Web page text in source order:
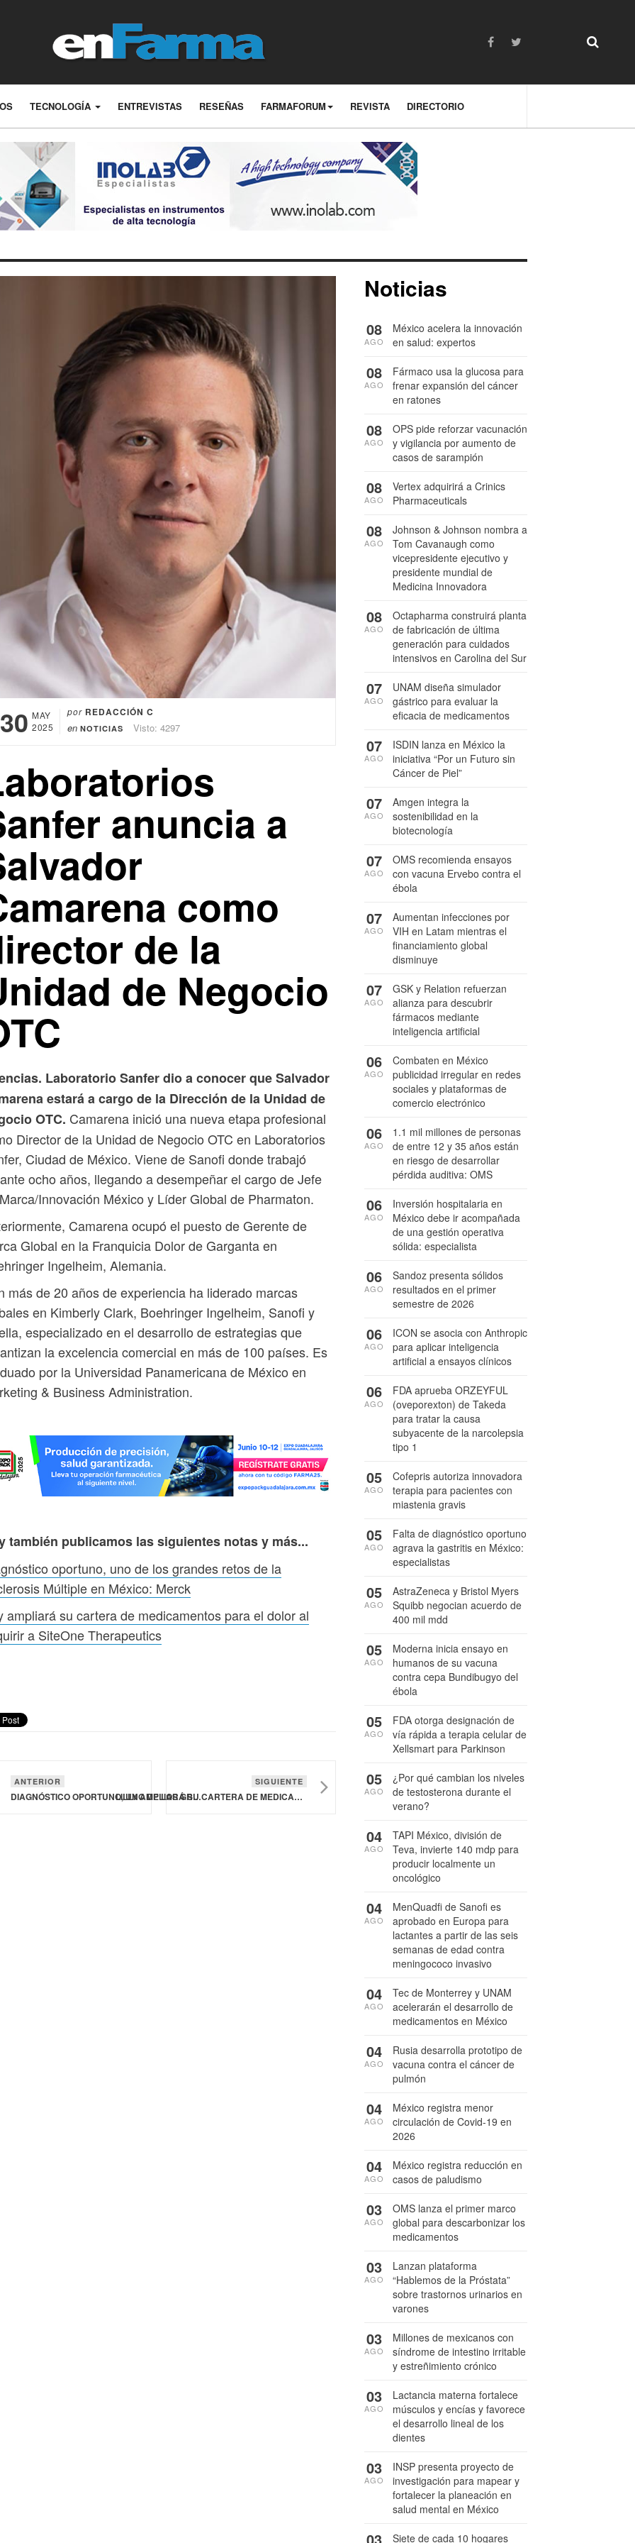
TECNOLOGÍA ENTREVISTAS RESEÑAS FARMAFORUM REVISTA DIRECTORIO
30 MAY
2025
por REDACCIÓN C
en NOTICIAS Visto: 4297
anuncia a
como
de la
de Negocio
Laboratorio Sanfer dio a conocer que Salvador
estará a cargo de la Dirección de la Unidad de
OTC. Camarena inició una nueva etapa profesional
Director de la Unidad de Negocio OTC en Laboratorios
Ciudad de México. Viene de Sanofi donde trabajó
ocho años, llegando a desempeñar el cargo de Jefe
Innovación México y Líder Global de Pharmaton.
Camarena ocupó el puesto de Gerente de
Global en la Franquicia Dolor de Garganta en
Ingelheim, Alemania.
más de 20 años de experiencia ha liderado marcas
en Kimberly Clark, Boehringer Ingelheim, Sanofi y
especializado en el desarrollo de estrategias que
la excelencia comercial en más de 100 países. Es
por la Universidad Panamericana de México en
& Business Administration.
también publicamos las siguientes notas y más...
oportuno, uno de los grandes retos de la
Múltiple en México: Merck
ampliará su cartera de medicamentos para el dolor al
a SiteOne Therapeutics
ANTERIOR
DIAGNÓSTICO OPORTUNO, UNO DE LOS GRANDES RETOS DE LA ESCLEROSIS MÚLTIPLE EN MÉXICO: MERCK
SIGUIENTE
LILLY AMPLIARÁ SU CARTERA DE MEDICAMENTOS PARA EL DOLOR AL ADQUIRIR A SITEONE THERAPEUTICS
Noticias
México acelera la innovación
en salud: expertos
08
AGO
Fármaco usa la glucosa para
frenar expansión del cáncer
en ratones
08
AGO
OPS pide reforzar vacunación
y vigilancia por aumento de
casos de sarampión
08
AGO
Vertex adquirirá a Crinics
Pharmaceuticals
08
AGO
Johnson & Johnson nombra a
Tom Cavanaugh como
vicepresidente ejecutivo y
presidente mundial de
Medicina Innovadora
08
AGO
Octapharma construirá planta
de fabricación de última
generación para cuidados
intensivos en Carolina del Sur
08
AGO
UNAM diseña simulador
gástrico para evaluar la
eficacia de medicamentos
07
AGO
ISDIN lanza en México la
iniciativa “Por un Futuro sin
Cáncer de Piel”
07
AGO
Amgen integra la
sostenibilidad en la
biotecnología
07
AGO
OMS recomienda ensayos
con vacuna Ervebo contra el
ébola
07
AGO
Aumentan infecciones por
VIH en Latam mientras el
financiamiento global
disminuye
07
AGO
GSK y Relation refuerzan
alianza para descubrir
fármacos mediante
inteligencia artificial
07
AGO
Combaten en México
publicidad irregular en redes
sociales y plataformas de
comercio electrónico
06
AGO
1.1 mil millones de personas
de entre 12 y 35 años están
en riesgo de desarrollar
pérdida auditiva: OMS
06
AGO
Inversión hospitalaria en
México debe ir acompañada
de una gestión operativa
sólida: especialista
06
AGO
Sandoz presenta sólidos
resultados en el primer
semestre de 2026
06
AGO
ICON se asocia con Anthropic
para aplicar inteligencia
artificial a ensayos clínicos
06
AGO
FDA aprueba ORZEYFUL
(oveporexton) de Takeda
para tratar la causa
subyacente de la narcolepsia
tipo 1
06
AGO
Cofepris autoriza innovadora
terapia para pacientes con
miastenia gravis
05
AGO
Falta de diagnóstico oportuno
agrava la gastritis en México:
especialistas
05
AGO
AstraZeneca y Bristol Myers
Squibb negocian acuerdo de
400 mil mdd
05
AGO
Moderna inicia ensayo en
humanos de su vacuna
contra cepa Bundibugyo del
ébola
05
AGO
FDA otorga designación de
vía rápida a terapia celular de
Xellsmart para Parkinson
05
AGO
¿Por qué cambian los niveles
de testosterona durante el
verano?
05
AGO
TAPI México, división de
Teva, invierte 140 mdp para
producir localmente un
oncológico
04
AGO
MenQuadfi de Sanofi es
aprobado en Europa para
lactantes a partir de las seis
semanas de edad contra
meningococo invasivo
04
AGO
Tec de Monterrey y UNAM
acelerarán el desarrollo de
medicamentos en México
04
AGO
Rusia desarrolla prototipo de
vacuna contra el cáncer de
pulmón
04
AGO
México registra menor
circulación de Covid-19 en
2026
04
AGO
México registra reducción en
casos de paludismo
04
AGO
OMS lanza el primer marco
global para descarbonizar los
medicamentos
03
AGO
Lanzan plataforma
“Hablemos de la Próstata”
sobre trastornos urinarios en
varones
03
AGO
Millones de mexicanos con
síndrome de intestino irritable
y estreñimiento crónico
03
AGO
Lactancia materna fortalece
músculos y encías y favorece
el desarrollo lineal de los
dientes
03
AGO
INSP presenta proyecto de
investigación para mapear y
fortalecer la planeación en
salud mental en México
03
AGO
Siete de cada 10 hogares